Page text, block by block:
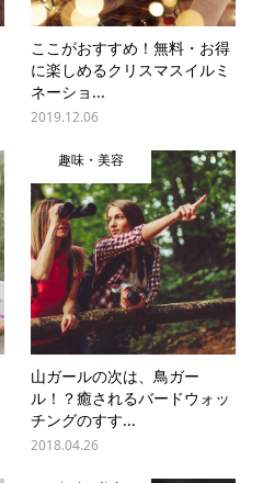
ここがおすすめ！無料・お得
に楽しめるクリスマスイルミ
ネーショ...
2019.12.06
趣味・美容
山ガールの次は、鳥ガー
ル！？癒されるバードウォッ
チングのすす...
2018.04.26